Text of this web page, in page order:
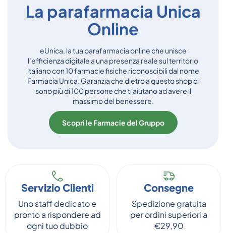
La parafarmacia Unica
Online
eUnica, la tua parafarmacia online che unisce
l’efficienza digitale a una presenza reale sul territorio
italiano con 10 farmacie fisiche riconoscibili dal nome
Farmacia Unica. Garanzia che dietro a questo shop ci
sono più di 100 persone che ti aiutano ad avere il
massimo del benessere.
Scopri le Farmacie del Gruppo
Servizio Clienti
Uno staff dedicato e
pronto a rispondere ad
ogni tuo dubbio
Consegne
Spedizione gratuita
per ordini superiori a
€29,90